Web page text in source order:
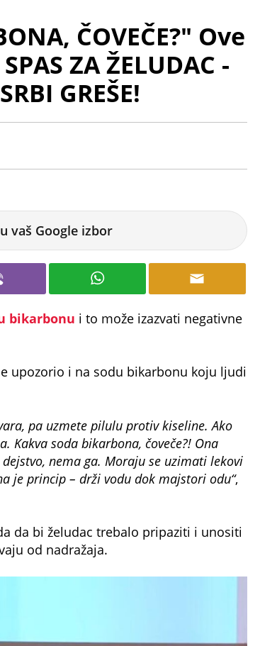
ČOVEČE?" Ove
ZA ŽELUDAC -
GREŠE!
vaš Google izbor
bikarbonu i to može izazvati negativne
upozorio i na sodu bikarbonu koju ljudi
pa uzmete pilulu protiv kiseline. Ako
Kakva soda bikarbona, čoveče?! Ona
nema ga. Moraju se uzimati lekovi
je princip – drži vodu dok majstori odu“,
da bi želudac trebalo pripaziti i unositi
od nadražaja.